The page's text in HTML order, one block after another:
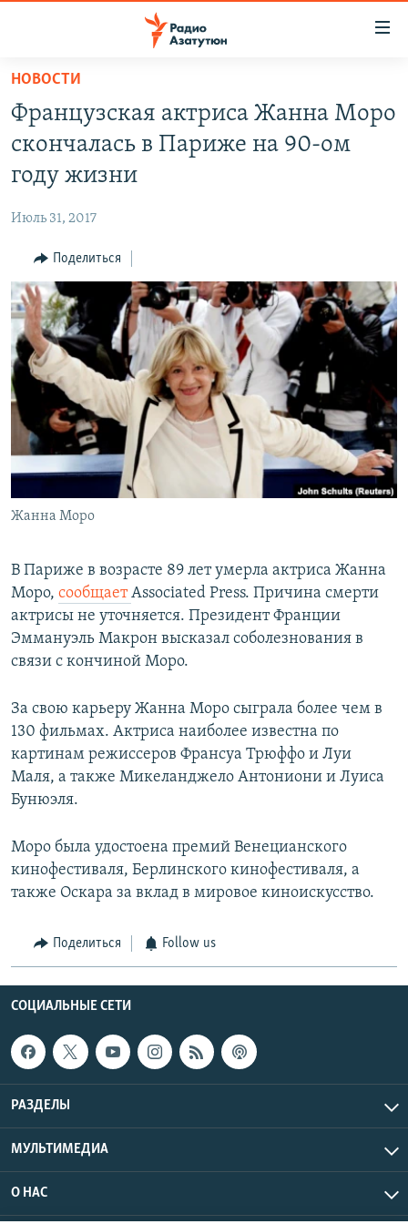
Перейти
основному
содержанию
основной
Перейти
поиску
НОВОСТИ
ЭКОНОМИКА
РЕГИОН
НАГОРНЫЙ КАРАБАХ
КУЛЬТУРА
СПОРТ
АРХИВ
Հայերեն
English
Русский
НОВОСТИ
Французская актриса Жанна Моро
скончалась в Париже на 90-ом
году жизни
Июль 31, 2017
Поделиться
Жанна Моро
В Париже в возрасте 89 лет умерла актриса Жанна
Моро, сообщаетAssociated Press. Причина смерти
актрисы не уточняется. Президент Франции
Эммануэль Макрон высказал соболезнования в
связи с кончиной Моро.
За свою карьеру Жанна Моро сыграла более чем в
130 фильмах. Актриса наиболее известна по
картинам режиссеров Франсуа Трюффо и Луи
Маля, а также Микеланджело Антониони и Луиса
Бунюэля.
Моро была удостоена премий Венецианского
кинофестиваля, Берлинского кинофестиваля, а
также Оскара за вклад в мировое киноискусство.
Поделиться Follow us
СОЦИАЛЬНЫЕ СЕТИ
РАЗДЕЛЫ
МУЛЬТИМЕДИА
О НАС